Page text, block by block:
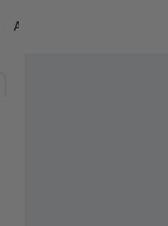
Artikkelit